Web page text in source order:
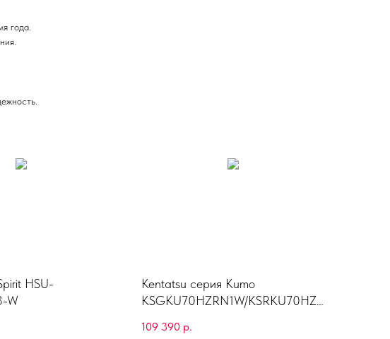
года.
HSU-
W
Kentatsu серия Kumo
KSGKU70HZRN1W/KSRKU70HZR
109 390 р.